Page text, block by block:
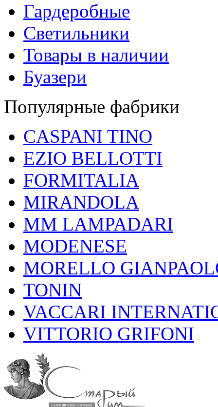
Гардеробные
Светильники
Товары в наличии
Буазери
Популярные фабрики
CASPANI TINO
EZIO BELLOTTI
FORMITALIA
MIRANDOLA
MM LAMPADARI
MODENESE
MORELLO
TONIN
VACCARI
VITTORIO GRIFONI